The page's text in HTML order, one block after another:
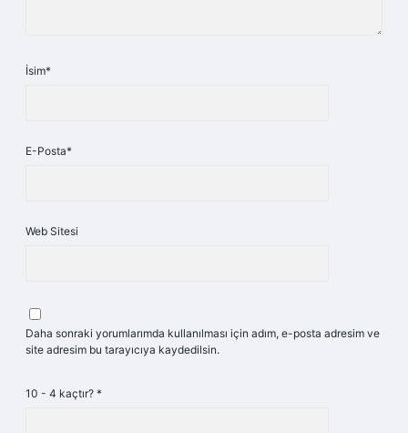
İsim*
E-Posta*
Web Sitesi
Daha sonraki yorumlarımda kullanılması için adım, e-posta adresim ve
site adresim bu tarayıcıya kaydedilsin.
10 - 4 kaçtır? *